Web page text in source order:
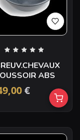
ABS
€